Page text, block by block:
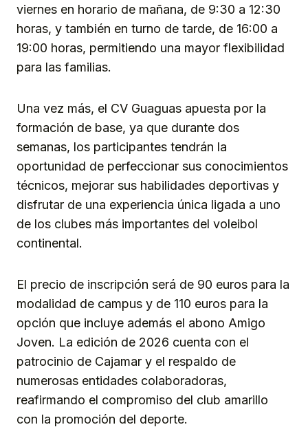
viernes en horario de mañana, de 9:30 a 12:30
horas, y también en turno de tarde, de 16:00 a
19:00 horas, permitiendo una mayor flexibilidad
para las familias.
Una vez más, el CV Guaguas apuesta por la
formación de base, ya que durante dos
semanas, los participantes tendrán la
oportunidad de perfeccionar sus conocimientos
técnicos, mejorar sus habilidades deportivas y
disfrutar de una experiencia única ligada a uno
de los clubes más importantes del voleibol
continental.
El precio de inscripción será de 90 euros para la
modalidad de campus y de 110 euros para la
opción que incluye además el abono Amigo
Joven. La edición de 2026 cuenta con el
patrocinio de Cajamar y el respaldo de
numerosas entidades colaboradoras,
reafirmando el compromiso del club amarillo
con la promoción del deporte.